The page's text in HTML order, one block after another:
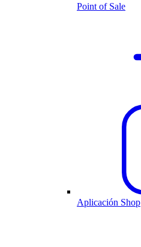
Point of Sale
Aplicación Shop